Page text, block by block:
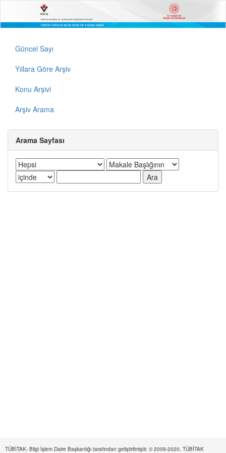
Güncel Sayı
Yıllara Göre Arşiv
Konu Arşivi
Arşiv Arama
Arama Sayfası
TÜBİTAK- Bilgi İşlem Daire Başkanlığı tarafından geliştirilmiştir. © 2009-2020, TÜBİTAK